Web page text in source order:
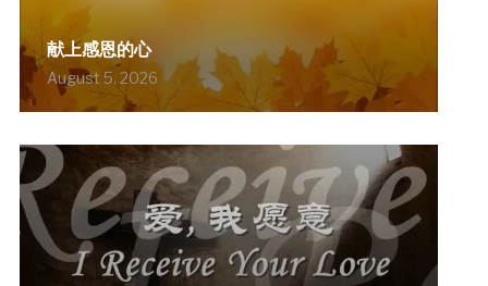
献上感恩的心
August 5, 2026